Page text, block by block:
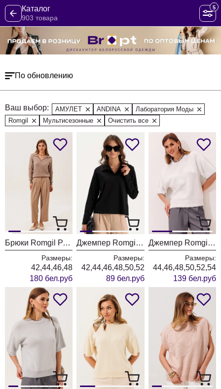
Каталог
903 товара
5
По обновлению
Ваш выбор: АМУЛЕТ ANDINA
Лаборатория Моды
Romgil
Мультисезонные Очистить все
Брюки Romgil РТ0202-ВИ5 бежевый
Размеры:
42,44,46,48
180 бел.руб
Джемпер Romgil РП0205-ХЛ5 черный
Размеры:
42,44,46,48,50,52
89 бел.руб
Джемпер Romgil РВ0562-ХЛ5 белый + серый
Размеры:
44,46,48,50,52,54
139 бел.руб